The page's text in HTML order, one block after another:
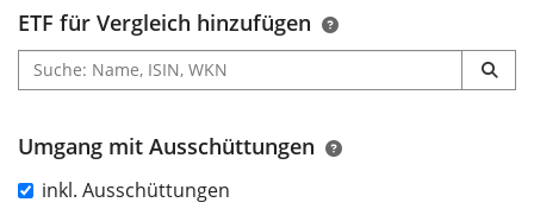
ETF für Vergleich hinzufügen
Umgang mit Ausschüttungen
inkl. Ausschüttungen